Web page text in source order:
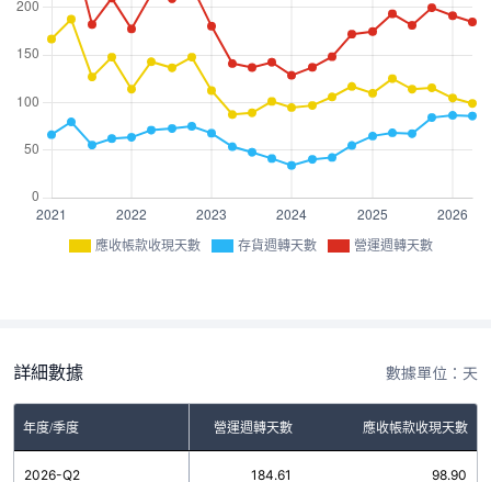
應收帳款收現天數 存貨週轉天數 營運週轉天數
詳細數據 數據單位：天
年度/季度
存貨週轉天數 營運週轉天數 應收帳款收現天數
2026-Q2 184.61 98.90